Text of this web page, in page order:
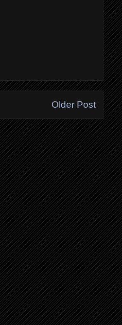
Older Post